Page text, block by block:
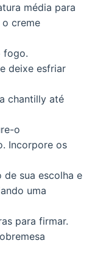
média para
creme
fogo.
deixe esfriar
chantilly até
o
Incorpore os
sua escolha e
uma
para firmar.